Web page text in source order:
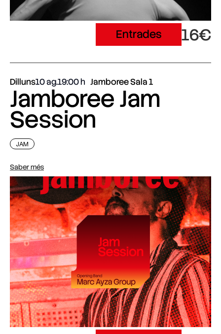
Entrades 16€
Dilluns10 ag.19:00 Jamboree Sala 1
Jamboree Jam
Session
JAM
Saber més